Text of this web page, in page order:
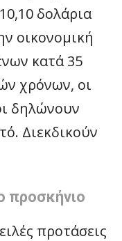
δολάρια
οικονομική
κατά 35
χρόνων, οι
δηλώνουν
Διεκδικούν
προσκήνιο
προτάσεις